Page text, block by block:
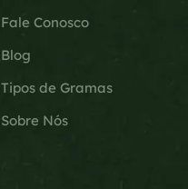
Fale Conosco
Blog
Tipos de Gramas
Sobre Nós